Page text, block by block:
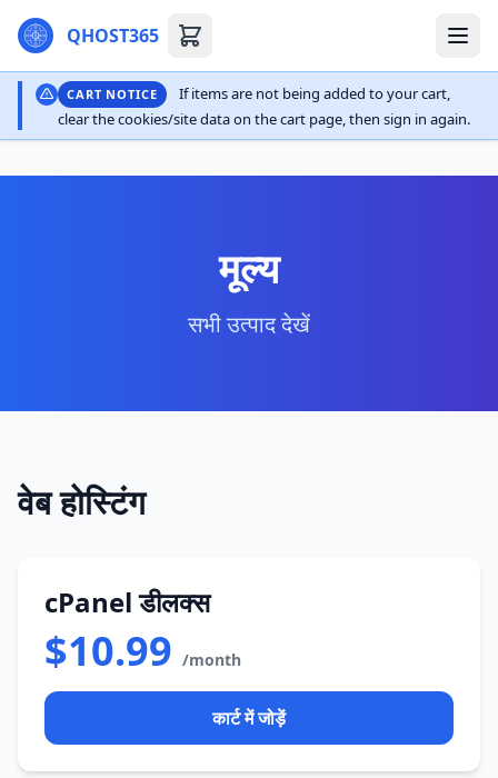
QHOST365
CART NOTICE
If items are not being added to your cart,
clear the cookies/site data on the cart page, then sign in again.
मूल्य
सभी उत्पाद देखें
वेब होस्टिंग
cPanel डीलक्स
$10.99 /month
कार्ट में जोड़ें